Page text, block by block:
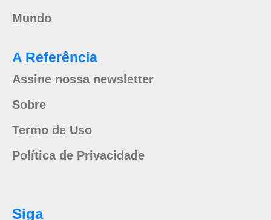
Mundo
A Referência
Assine nossa newsletter
Sobre
Termo de Uso
Política de Privacidade
Siga